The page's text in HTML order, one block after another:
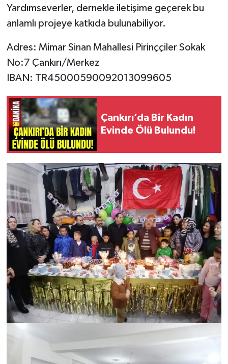
Yardımseverler, dernekle iletişime geçerek bu
anlamlı projeye katkıda bulunabiliyor.
Adres: Mimar Sinan Mahallesi Pirinççiler Sokak
No:7 Çankırı/Merkez
IBAN: TR45000590092013099605
Çankırı’da Bir Kadın
Evinde Ölü Bulundu!